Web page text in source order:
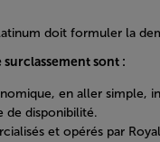
doit formuler la
sont :
en aller simple,
de disponibilité.
et opérés par